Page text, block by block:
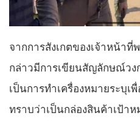
จากการสังเกตของเจ้าหน้า
กล่าวมีการเขียนสัญลักษณ์ว
เป็นการทำเครื่องหมายระบุ
ทราบว่าเป็นกล่องสินค้าเป้า